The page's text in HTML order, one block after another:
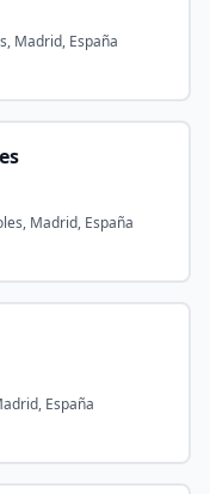
Madrid, España
Madrid, España
España